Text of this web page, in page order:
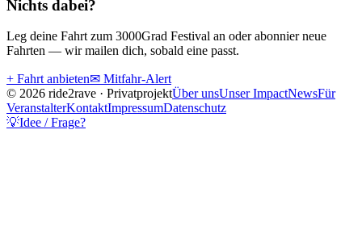
Nichts dabei?
Leg deine Fahrt zum 3000Grad Festival an oder abonnier neue
Fahrten — wir mailen dich, sobald eine passt.
+ Fahrt anbieten✉ Mitfahr-Alert
© 2026 ride2rave · PrivatprojektÜber unsUnser ImpactNewsFür
VeranstalterKontaktImpressumDatenschutz
💡Idee / Frage?